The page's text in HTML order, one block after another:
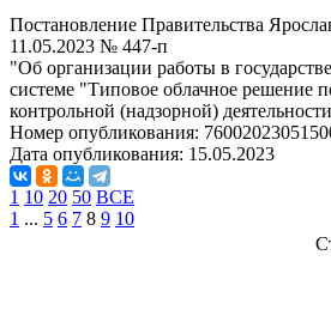
Постановление Правительства
11.05.2023 № 447-п
"Об организации работы в
системе "Типовое облачное решение
контрольной (надзорной)
Номер опубликования:
Дата опубликования: 15.05.2023
1 10 20 50 ВСЕ
1 ... 5 6 7 8 9 10